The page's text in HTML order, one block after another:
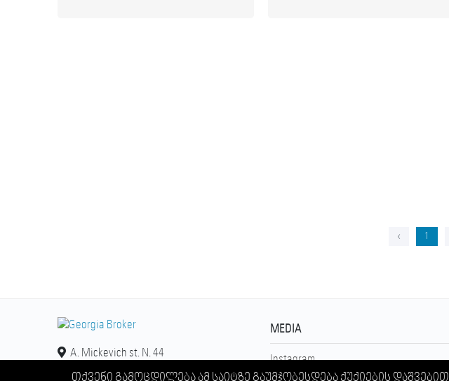
‹ 1
A. Mickevich st. N. 44
MEDIA
Instagram
თქვენი გამოცდილება ამ საიტზე გაუმჯობესდება ქუქიების დაშვებით